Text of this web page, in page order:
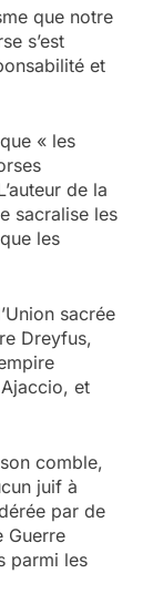
que notre
s’est
et
« les
de la
sacralise les
les
sacrée
Dreyfus,
et
comble,
juif à
par de
Guerre
parmi les